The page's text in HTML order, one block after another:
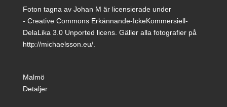
Foton tagna av Johan M är licensierade under
- Creative Commons Erkännande-IckeKommersiell-
DelaLika 3.0 Unported licens. Gäller alla fotografier på
http://michaelsson.eu/.
Malmö
Detaljer